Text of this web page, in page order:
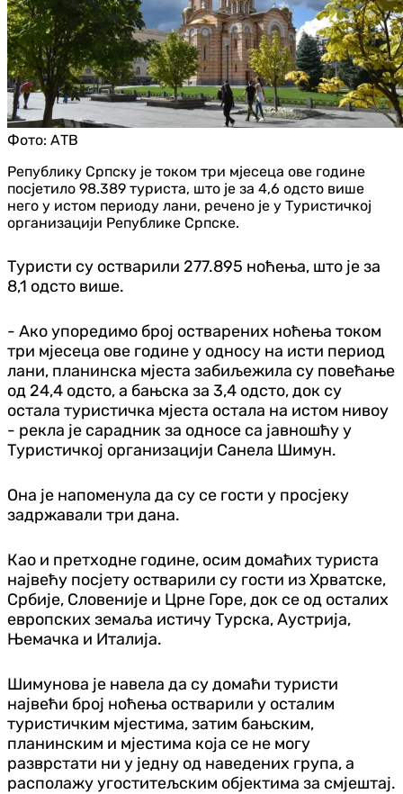
Фото: АТВ
Републику Српску је током три мјесеца ове године
посјетило 98.389 туриста, што је за 4,6 одсто више
него у истом периоду лани, речено је у Туристичкој
организацији Републике Српске.
Туристи су остварили 277.895 ноћења, што је за
8,1 одсто више.
- Ако упоредимо број остварених ноћења током
три мјесеца ове године у односу на исти период
лани, планинска мјеста забиљежила су повећање
од 24,4 одсто, а бањска за 3,4 одсто, док су
остала туристичка мјеста остала на истом нивоу
- рекла је сарадник за односе са јавношћу у
Туристичкој организацији Санела Шимун.
Она је напоменула да су се гости у просјеку
задржавали три дана.
Као и претходне године, осим домаћих туриста
највећу посјету остварили су гости из Хрватске,
Србије, Словеније и Црне Горе, док се од осталих
европских земаља истичу Турска, Аустрија,
Њемачка и Италија.
Шимунова је навела да су домаћи туристи
највећи број ноћења остварили у осталим
туристичким мјестима, затим бањским,
планинским и мјестима која се не могу
разврстати ни у једну од наведених група, а
располажу угоститељским објектима за смјештај.